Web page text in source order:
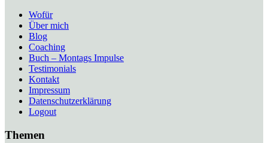
Wofür
Über mich
Blog
Coaching
Buch – Montags Impulse
Testimonials
Kontakt
Impressum
Datenschutzerklärung
Logout
Themen